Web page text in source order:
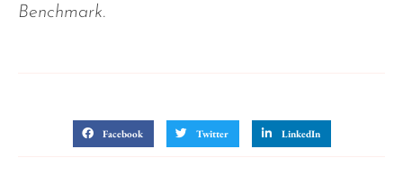
Benchmark.
Facebook Twitter LinkedIn